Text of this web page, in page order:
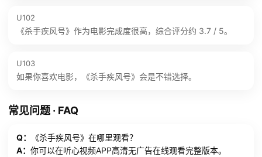
U102
《杀手疾风号》作为电影完成度很高，综合评分约 3.7 / 5。
U103
如果你喜欢电影，《杀手疾风号》会是不错选择。
常见问题 · FAQ
Q：
《杀手疾风号》在哪里观看？
A： 你可以在听心视频APP高清无广告在线观看完整版本。